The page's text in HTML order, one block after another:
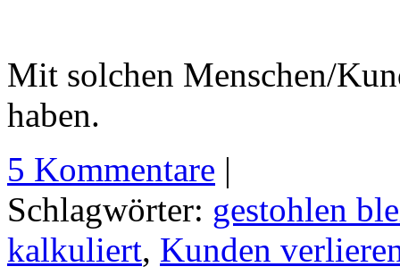
Mit solchen Menschen/
haben.
5 Kommentare |
Schlagwörter: gestohlen
kalkuliert, Kunden